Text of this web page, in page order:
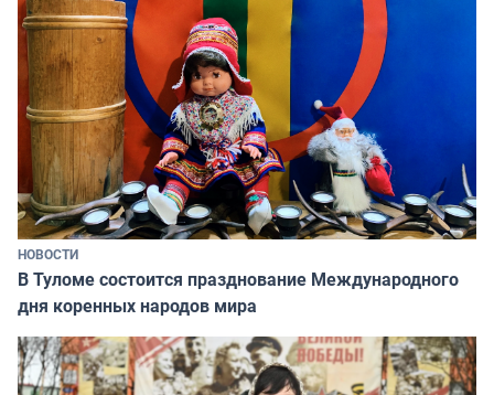
НОВОСТИ
В Туломе состоится празднование Международного
дня коренных народов мира